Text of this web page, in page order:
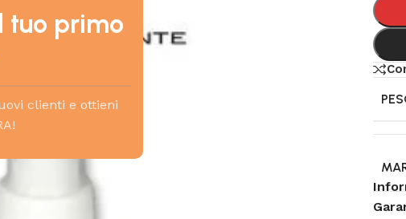
tuo primo
clienti e ottieni